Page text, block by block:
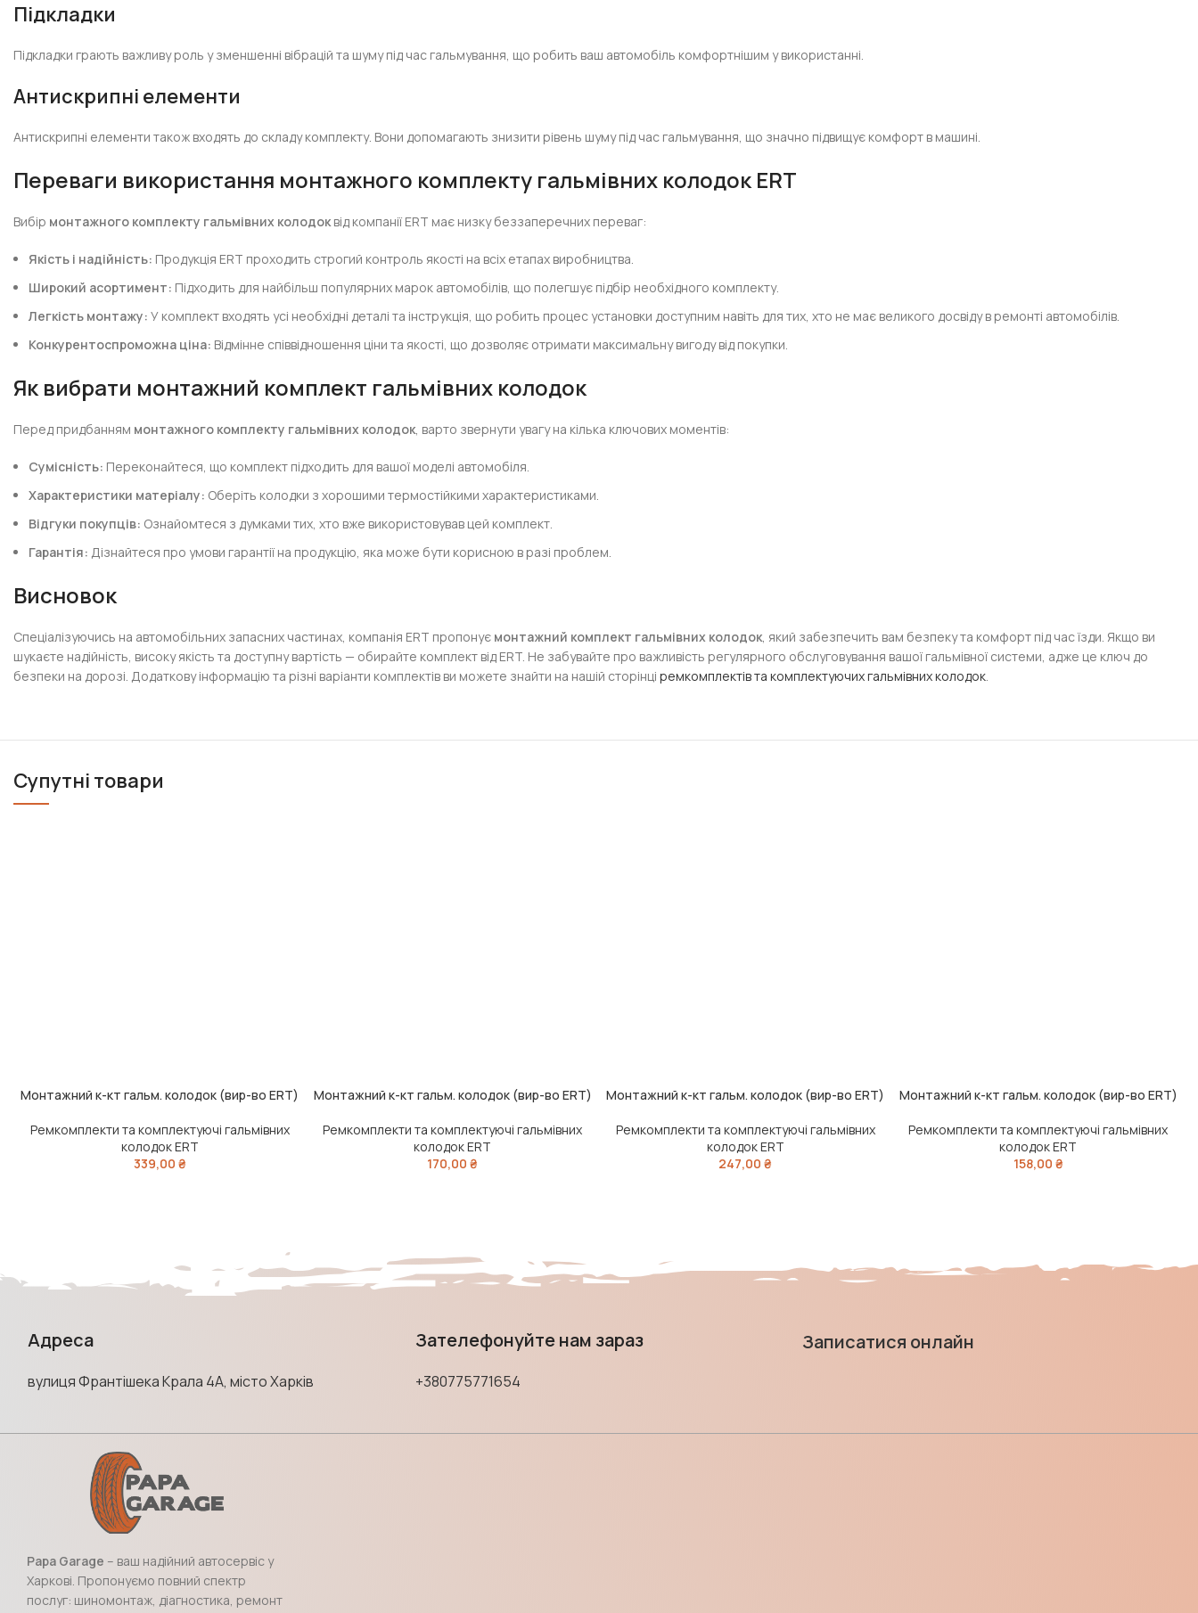
Підкладки
Підкладки грають важливу роль у зменшенні вібрацій та шуму під час гальмування, що робить ваш автомобіль комфортнішим у використанні.
Антискрипні елементи
Антискрипні елементи також входять до складу комплекту. Вони допомагають знизити рівень шуму під час гальмування, що значно підвищує комфорт в машині.
Переваги використання монтажного комплекту гальмівних колодок ERT
Вибір монтажного комплекту гальмівних колодоквід компанії ERT має низку беззаперечних переваг:
Якість і надійність: Продукція ERT проходить строгий контроль якості на всіх етапах виробництва.
Широкий асортимент: Підходить для найбільш популярних марок автомобілів, що полегшує підбір необхідного комплекту.
Легкість монтажу: У комплект входять усі необхідні деталі та інструкція, що робить процес установки доступним навіть для тих, хто не має великого досвіду в ремонті автомобілів.
Конкурентоспроможна ціна: Відмінне співвідношення ціни та якості, що дозволяє отримати максимальну вигоду від покупки.
Як вибрати монтажний комплект гальмівних колодок
Перед придбанням монтажного комплекту гальмівних колодок, варто звернути увагу на кілька ключових моментів:
Сумісність: Переконайтеся, що комплект підходить для вашої моделі автомобіля.
Характеристики матеріалу: Оберіть колодки з хорошими термостійкими характеристиками.
Відгуки покупців: Ознайомтеся з думками тих, хто вже використовував цей комплект.
Гарантія: Дізнайтеся про умови гарантії на продукцію, яка може бути корисною в разі проблем.
Висновок
Спеціалізуючись на автомобільних запасних частинах, компанія ERT пропонує монтажний комплект гальмівних колодок, який забезпечить вам безпеку та комфорт під час їзди. Якщо ви
шукаєте надійність, високу якість та доступну вартість — обирайте комплект від ERT. Не забувайте про важливість регулярного обслуговування вашої гальмівної системи, адже це ключ до
безпеки на дорозі. Додаткову інформацію та різні варіанти комплектів ви можете знайти на нашій сторінціремкомплектів та комплектуючих гальмівних колодок.
Супутні товари
ДОДАТИ В КОШИК
Монтажний к-кт гальм. колодок (вир-во ERT)
Ремкомплекти та комплектуючі гальмівних
колодок ERT
339,00 ₴
ДОДАТИ В КОШИК
Монтажний к-кт гальм. колодок (вир-во ERT)
Ремкомплекти та комплектуючі гальмівних
колодок ERT
170,00₴
ДОДАТИ В КОШИК
Монтажний к-кт гальм. колодок (вир-во ERT)
Ремкомплекти та комплектуючі гальмівних
колодок ERT
247,00₴
ДОДАТИ В КОШИК
Монтажний к-кт гальм. колодок (вир-во ERT)
Ремкомплекти та комплектуючі гальмівних
колодок ERT
158,00 ₴
Адреса
вулиця Франтішека Крала 4А, місто Харків
Зателефонуйте нам зараз
+380775771654
Записатися онлайн
Papa Garage – ваш надійний автосервіс у
Харкові. Пропонуємо повний спектр
послуг: шиномонтаж, діагностика, ремонт